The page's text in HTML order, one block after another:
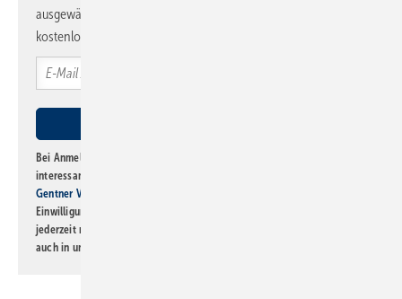
ausgewählte Informationen und Neuigkeiten, gebündelt und
kostenlos direkt ins Postfach.
Bei Anmeldung zu diesem Newsletter bin ich damit einverstanden, über
interessante Verlags- und Online-Angebote
Gentner Verlag GmbH & Co. KG
Einwilligung kann ich jederzeit widerrufen und eine Abmeldung ist
jederzeit möglich. Informationen zum Umgang mit Daten finden Sie
auch in unserer